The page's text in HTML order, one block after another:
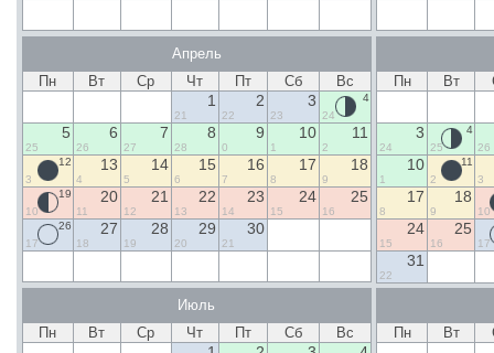
Апрель
Пн
Вт Ср Чт Пт Сб Вс
1
21
2
22
3
23
4
24
5
25
6
26
7
27
8
28
9
0
10
1
11
2
12
3
13
4
14
5
15
6
16
7
17
8
18
9
19
10
20
11
21
12
22
13
23
14
24
15
25
16
26
17
27
18
28
19
29
20
30
21
Пн Вт
3
24
4
25
26
10
1
11
2
3
17
8
18
9 10
24
15
25
16 17
31
22
Июль
Пн
Вт Ср Чт Пт Сб Вс Пн Вт